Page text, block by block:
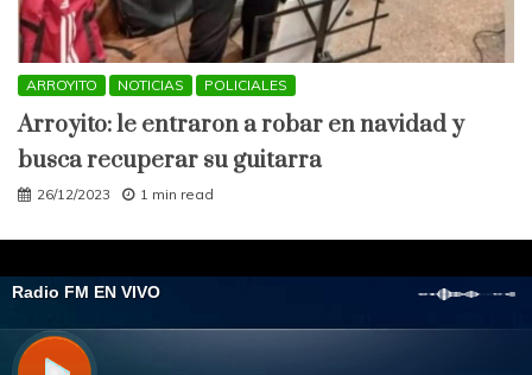
ARROYITO NOTICIAS POLICIALES
Arroyito: le entraron a robar en navidad y
busca recuperar su guitarra
26/12/2023 1 min read
All Rights Reserved 2021.